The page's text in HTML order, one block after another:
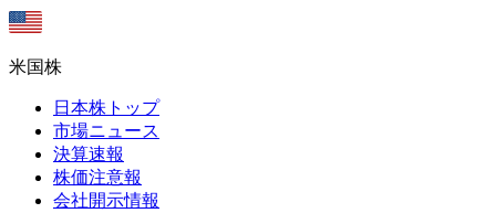
米国株
日本株トップ
市場ニュース
決算速報
株価注意報
会社開示情報